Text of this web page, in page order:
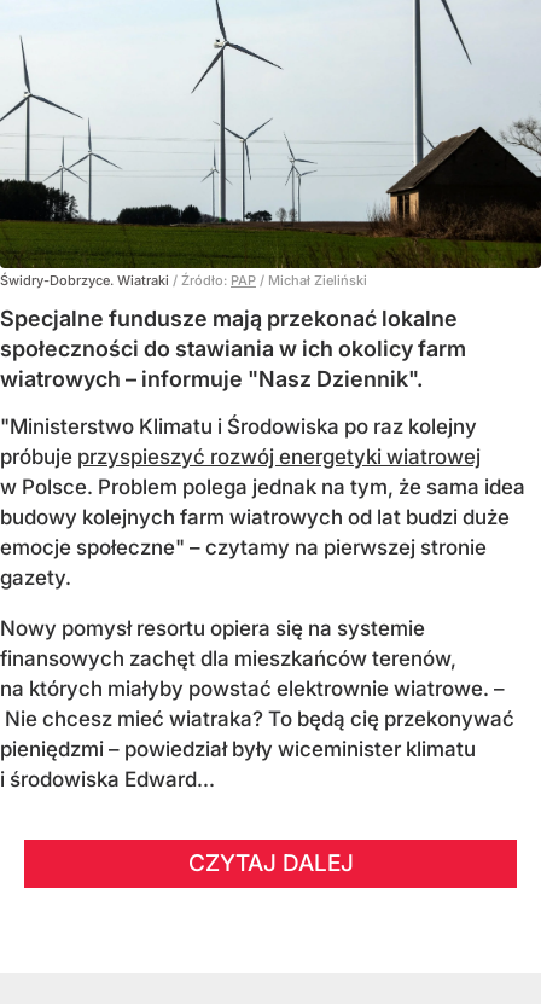
Świdry-Dobrzyce. Wiatraki / Źródło: PAP / Michał Zieliński
Specjalne fundusze mają przekonać lokalne
społeczności do stawiania w ich okolicy farm
wiatrowych – informuje "Nasz Dziennik".
"Ministerstwo Klimatu i Środowiska po raz kolejny
próbuje przyspieszyć rozwój energetyki wiatrowej
w Polsce. Problem polega jednak na tym, że sama idea
budowy kolejnych farm wiatrowych od lat budzi duże
emocje społeczne" – czytamy na pierwszej stronie
gazety.
Nowy pomysł resortu opiera się na systemie
finansowych zachęt dla mieszkańców terenów,
na których miałyby powstać elektrownie wiatrowe. –
Nie chcesz mieć wiatraka? To będą cię przekonywać
pieniędzmi – powiedział były wiceminister klimatu
i środowiska Edward...
CZYTAJ DALEJ